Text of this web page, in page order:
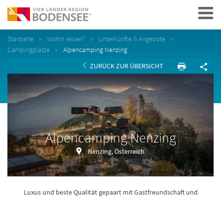
Navigation
Startseite Wohin reisen?
Unterkünfte & Angebote
Campingplätze
Alpencamping Nenzing
ZURÜCK ZUR ÜBERSICHT
Alpencamping Nenzing
Nenzing, Österreich
Luxus und beste Qualität gepaart mit Gastfreundschaft und